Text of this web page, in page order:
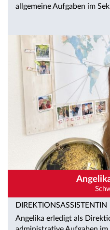
allgemeine Aufgaben im
DIREKTIONSASSISTENTIN
Angelika erledigt als